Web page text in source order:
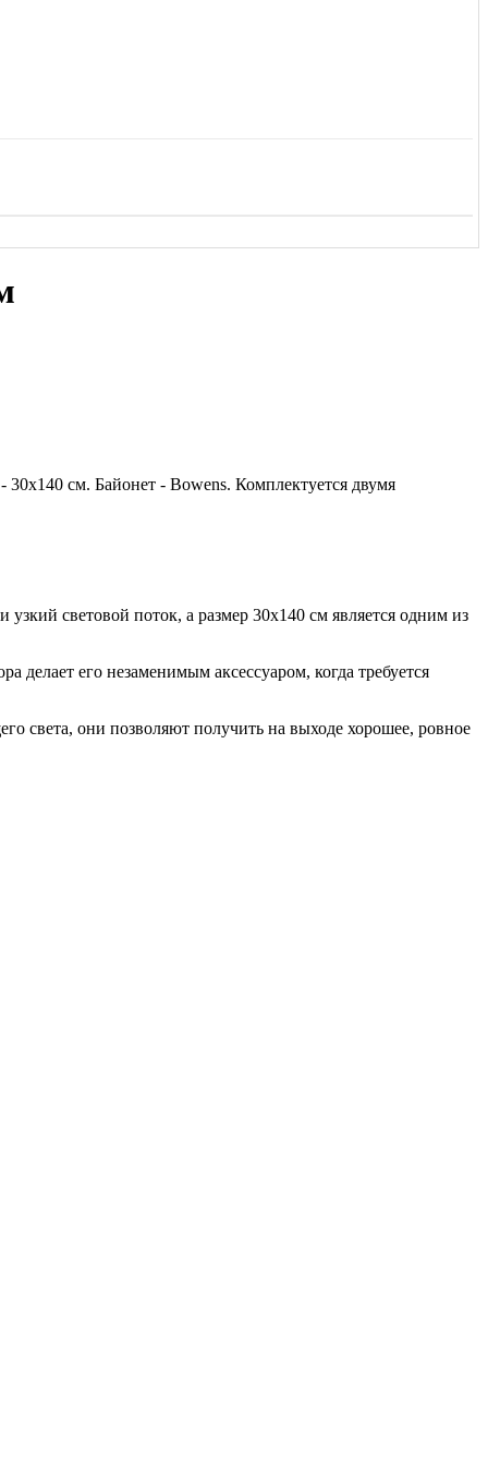
30х140 см. Байонет - Bowens. Комплектуется двумя
узкий световой поток, а размер 30х140 см является одним из
его незаменимым аксессуаром, когда требуется
света, они позволяют получить на выходе хорошее, ровное